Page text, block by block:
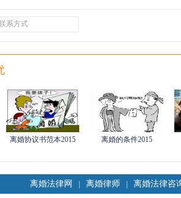
离婚协议书范本2015 离婚的条件2015
离婚法律网 | 离婚律师 | 离婚法律咨